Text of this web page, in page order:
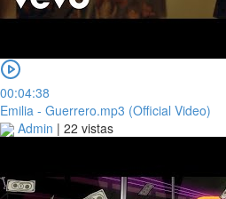
00:04:38
Emilia - Guerrero.mp3 (Official Video)
Admin | 22 vistas